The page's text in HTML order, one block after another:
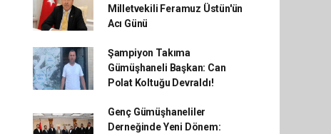
Milletvekili Feramuz Üstün'ün
Acı Günü
Şampiyon Takıma
Gümüşhaneli Başkan: Can
Polat Koltuğu Devraldı!
Genç Gümüşhaneliler
Derneğinde Yeni Dönem: